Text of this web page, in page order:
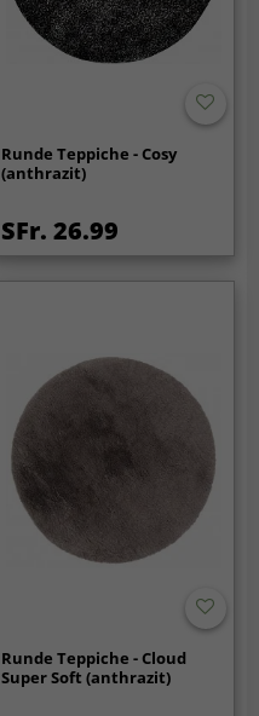
Runde Teppiche - Cosy
(anthrazit)
SFr. 26.99
Runde Teppiche - Cloud
Super Soft (anthrazit)